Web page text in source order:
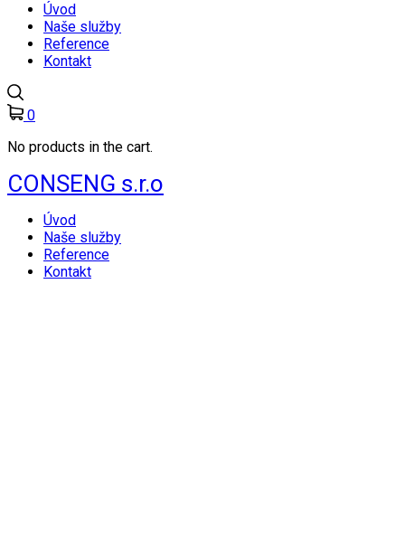
Úvod
Naše služby
Reference
Kontakt
0
No products in the cart.
CONSENG s.r.o
Úvod
Naše služby
Reference
Kontakt